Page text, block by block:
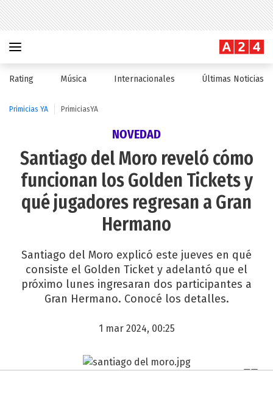
Rating Música Internacionales Últimas Noticias
Primicias YA PrimiciasYA
NOVEDAD
Santiago del Moro reveló cómo
funcionan los Golden Tickets y
qué jugadores regresan a Gran
Hermano
Santiago del Moro explicó este jueves en qué
consiste el Golden Ticket y adelantó que el
próximo lunes ingresaran dos participantes a
Gran Hermano. Conocé los detalles.
1 mar 2024, 00:25